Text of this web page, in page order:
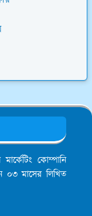
কোম্পানি
০৩ মাসের লিখিত